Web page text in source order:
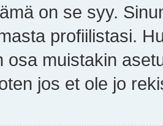
on se syy.
profiilistasi.
osa muistakin
jos et ole jo